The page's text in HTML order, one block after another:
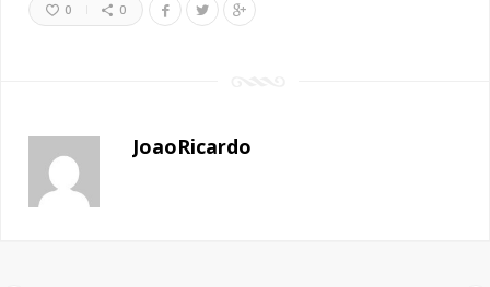
0 0
JoaoRicardo